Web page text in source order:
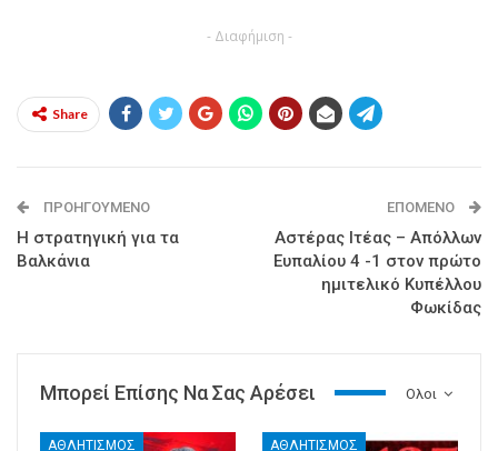
- Διαφήμιση -
Share
ΠΡΟΗΓΟΎΜΕΝΟ
Η στρατηγική για τα
Βαλκάνια
ΕΠΌΜΕΝΟ
Αστέρας Ιτέας – Απόλλων
Ευπαλίου 4 -1 στον πρώτο
ημιτελικό Κυπέλλου
Φωκίδας
Ολοι
Μπορεί Επίσης Να Σας Αρέσει
ΑΘΛΗΤΙΣΜΟΣ ΑΘΛΗΤΙΣΜΟΣ